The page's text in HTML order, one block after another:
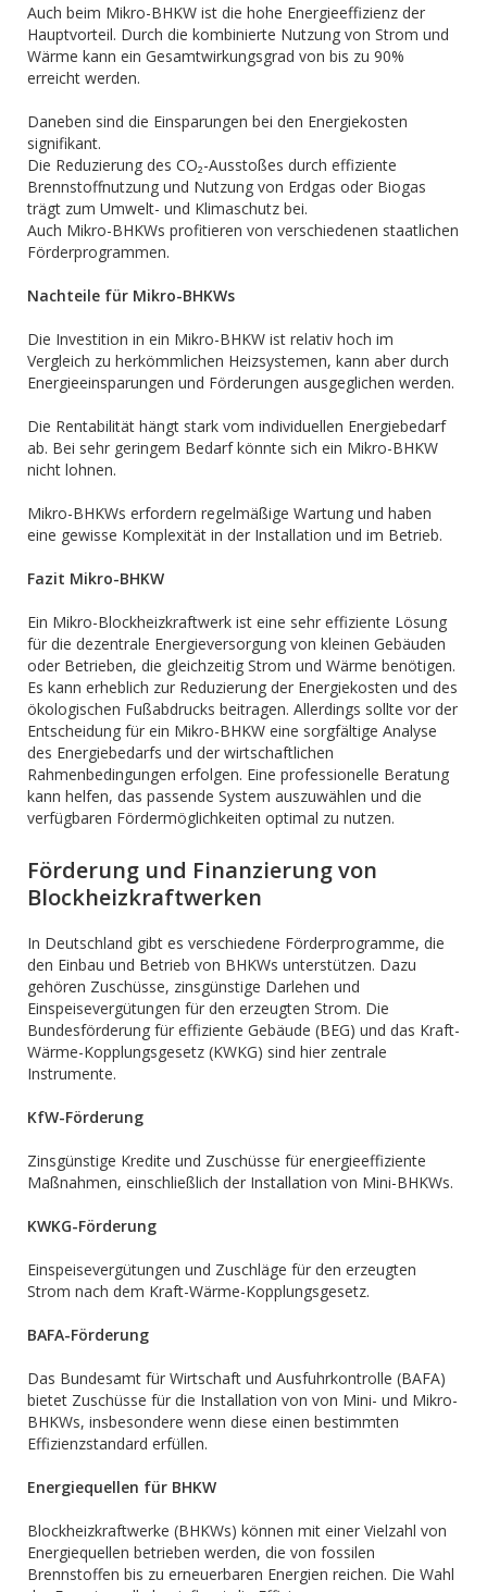
Auch beim Mikro-BHKW ist die hohe Energieeffizienz der
Hauptvorteil. Durch die kombinierte Nutzung von Strom und
Wärme kann ein Gesamtwirkungsgrad von bis zu 90%
erreicht werden.
Daneben sind die Einsparungen bei den Energiekosten
signifikant.
Die Reduzierung des CO₂-Ausstoßes durch effiziente
Brennstoffnutzung und Nutzung von Erdgas oder Biogas
trägt zum Umwelt- und Klimaschutz bei.
Auch Mikro-BHKWs profitieren von verschiedenen staatlichen
Förderprogrammen.
Nachteile für Mikro-BHKWs
Die Investition in ein Mikro-BHKW ist relativ hoch im
Vergleich zu herkömmlichen Heizsystemen, kann aber durch
Energieeinsparungen und Förderungen ausgeglichen werden.
Die Rentabilität hängt stark vom individuellen Energiebedarf
ab. Bei sehr geringem Bedarf könnte sich ein Mikro-BHKW
nicht lohnen.
Mikro-BHKWs erfordern regelmäßige Wartung und haben
eine gewisse Komplexität in der Installation und im Betrieb.
Fazit Mikro-BHKW
Ein Mikro-Blockheizkraftwerk ist eine sehr effiziente Lösung
für die dezentrale Energieversorgung von kleinen Gebäuden
oder Betrieben, die gleichzeitig Strom und Wärme benötigen.
Es kann erheblich zur Reduzierung der Energiekosten und des
ökologischen Fußabdrucks beitragen. Allerdings sollte vor der
Entscheidung für ein Mikro-BHKW eine sorgfältige Analyse
des Energiebedarfs und der wirtschaftlichen
Rahmenbedingungen erfolgen. Eine professionelle Beratung
kann helfen, das passende System auszuwählen und die
verfügbaren Fördermöglichkeiten optimal zu nutzen.
Förderung und Finanzierung von
Blockheizkraftwerken
In Deutschland gibt es verschiedene Förderprogramme, die
den Einbau und Betrieb von BHKWs unterstützen. Dazu
gehören Zuschüsse, zinsgünstige Darlehen und
Einspeisevergütungen für den erzeugten Strom. Die
Bundesförderung für effiziente Gebäude (BEG) und das Kraft-
Wärme-Kopplungsgesetz (KWKG) sind hier zentrale
Instrumente.
KfW-Förderung
Zinsgünstige Kredite und Zuschüsse für energieeffiziente
Maßnahmen, einschließlich der Installation von Mini-BHKWs.
KWKG-Förderung
Einspeisevergütungen und Zuschläge für den erzeugten
Strom nach dem Kraft-Wärme-Kopplungsgesetz.
BAFA-Förderung
Das Bundesamt für Wirtschaft und Ausfuhrkontrolle (BAFA)
bietet Zuschüsse für die Installation von von Mini- und Mikro-
BHKWs, insbesondere wenn diese einen bestimmten
Effizienzstandard erfüllen.
Energiequellen für BHKW
Blockheizkraftwerke (BHKWs) können mit einer Vielzahl von
Energiequellen betrieben werden, die von fossilen
Brennstoffen bis zu erneuerbaren Energien reichen. Die Wahl